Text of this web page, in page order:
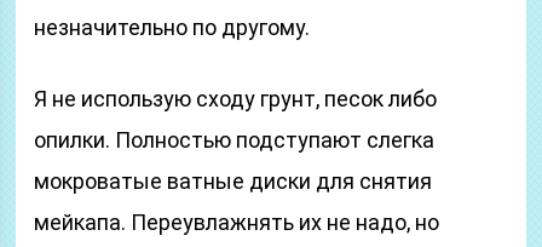
незначительно по другому.
Я не использую сходу грунт, песок либо
опилки. Полностью подступают слегка
мокроватые ватные диски для снятия
мейкапа. Переувлажнять их не надо, но